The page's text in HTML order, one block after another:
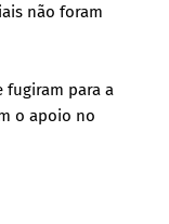
não foram
fugiram para a
o apoio no